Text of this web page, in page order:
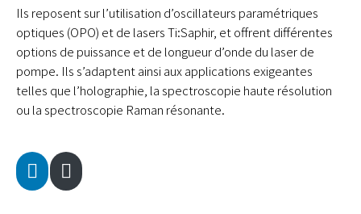
Ils reposent sur l’utilisation d’oscillateurs paramétriques
optiques (OPO) et de lasers Ti:Saphir, et offrent différentes
options de puissance et de longueur d’onde du laser de
pompe. Ils s’adaptent ainsi aux applications exigeantes
telles que l’holographie, la spectroscopie haute résolution
ou la spectroscopie Raman résonante.